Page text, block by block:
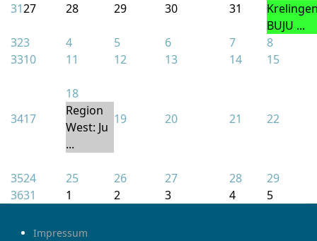
3127 28 29 30 31
BUJU ...
323 4 5 6 7
8
3310 11 12 13 14 15
3417
18
Region
West: Ju
...
19 20 21 22
3524 25 26 27 28
29
3631 1 2 3 4 5
Impressum